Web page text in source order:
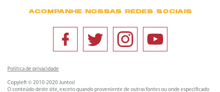
ACOMPANHE NOSSAS REDES SOCIAIS
Política de privacidade
Copyleft © 2010-2020 Juntos!
O conteúdo deste site, exceto quando proveniente de outras fontes ou onde especificado